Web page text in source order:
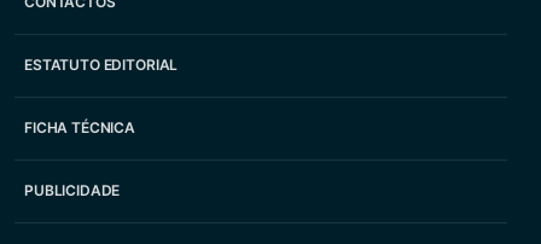
ESTATUTO EDITORIAL
FICHA TÉCNICA
PUBLICIDADE